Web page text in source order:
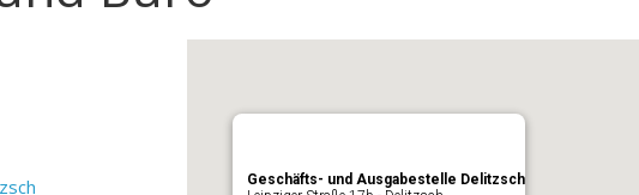
Geschäfts- und Ausgabestelle Delitzsch